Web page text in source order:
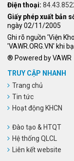
Điện thoại:
Giấy phép xuất bản
ngày 02/11/2005
Ghi rõ nguồn 'Viện
'VAWR.ORG.VN' khi
® Powered by VAWR
TRUY CẬP NHANH
Trang chủ
Tin tức
Hoạt động KHCN
Đào tạo & HTQT
Hệ thống QLCL
Liên kết website